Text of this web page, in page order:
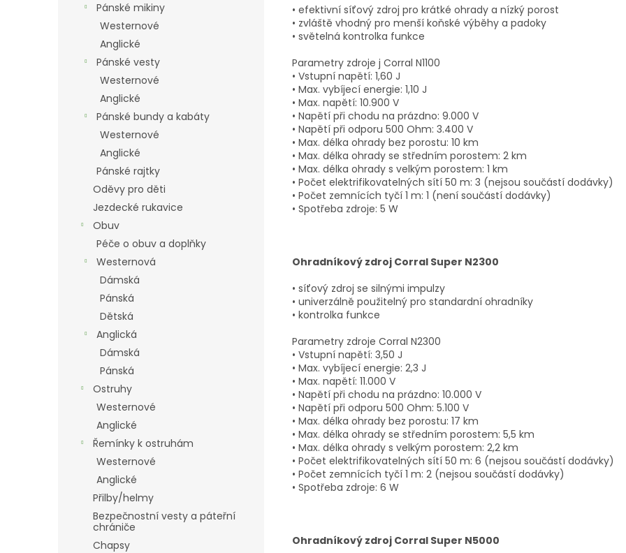
Pánské mikiny
Westernové
Anglické
Pánské vesty
Westernové
Anglické
Pánské bundy a kabáty
Westernové
Anglické
Pánské rajtky
Oděvy pro děti
Jezdecké rukavice
Obuv
Péče o obuv a doplňky
Westernová
Dámská
Pánská
Dětská
Anglická
Dámská
Pánská
Ostruhy
Westernové
Anglické
Řemínky k ostruhám
Westernové
Anglické
Přilby/helmy
Bezpečnostní vesty a páteřní
chrániče
Chapsy
• efektivní síťový zdroj pro krátké ohrady a nízký porost
• zvláště vhodný pro menší koňské výběhy a padoky
• světelná kontrolka funkce
Parametry zdroje j Corral N1100
• Vstupní napětí: 1,60 J
• Max. vybíjecí energie: 1,10 J
• Max. napětí: 10.900 V
• Napětí při chodu na prázdno: 9.000 V
• Napětí při odporu 500 Ohm: 3.400 V
• Max. délka ohrady bez porostu: 10 km
• Max. délka ohrady se středním porostem: 2 km
• Max. délka ohrady s velkým porostem: 1 km
• Počet elektrifikovatelných sítí 50 m: 3 (nejsou součástí dodávky)
• Počet zemnících tyčí 1 m: 1 (není součástí dodávky)
• Spotřeba zdroje: 5 W
Ohradníkový zdroj Corral Super N2300
• síťový zdroj se silnými impulzy
• univerzálně použitelný pro standardní ohradníky
• kontrolka funkce
Parametry zdroje Corral N2300
• Vstupní napětí: 3,50 J
• Max. vybíjecí energie: 2,3 J
• Max. napětí: 11.000 V
• Napětí při chodu na prázdno: 10.000 V
• Napětí při odporu 500 Ohm: 5.100 V
• Max. délka ohrady bez porostu: 17 km
• Max. délka ohrady se středním porostem: 5,5 km
• Max. délka ohrady s velkým porostem: 2,2 km
• Počet elektrifikovatelných sítí 50 m: 6 (nejsou součástí dodávky)
• Počet zemnících tyčí 1 m: 2 (nejsou součástí dodávky)
• Spotřeba zdroje: 6 W
Ohradníkový zdroj Corral Super N5000